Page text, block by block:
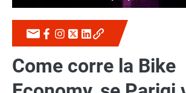
Come corre la Bike